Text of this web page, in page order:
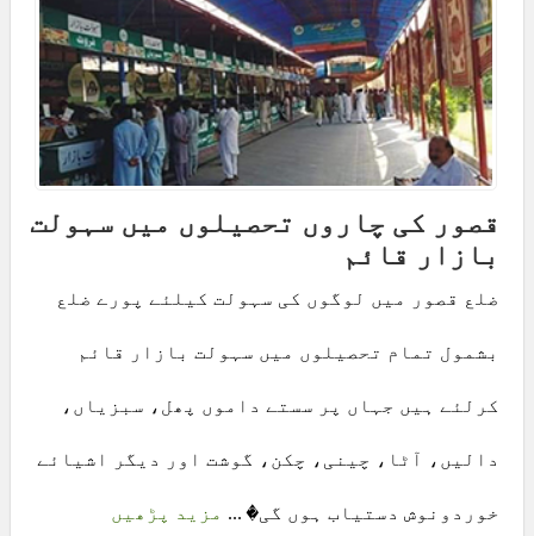
قصور کی چاروں تحصیلوں میں سہولت
بازار قائم
ضلع قصور میں لوگوں کی سہولت کیلئے پورے ضلع
بشمول تمام تحصیلوں میں سہولت بازار قائم
کرلئے ہیں جہاں پر سستے داموں پھل، سبزیاں،
دالیں، آٹا، چینی، چکن، گوشت اور دیگر اشیائے
خوردونوش دستیاب ہوں گی� ... مزید پڑھیں